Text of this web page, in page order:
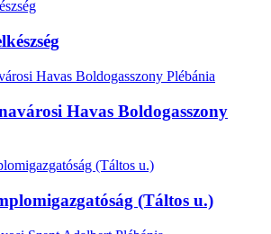
Havas Boldogasszony
(Táltos u.)